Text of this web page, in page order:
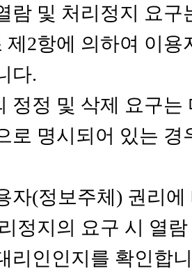
및 처리정지 요구
제2항에 의하여 이
다.
정 및 삭제 요구는
로 명시되어 있는
(정보주체) 권리에
정지의 요구 시 열
리인인지를 확인합